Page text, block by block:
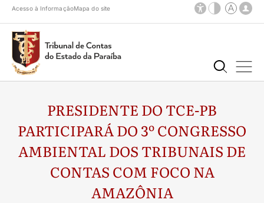
Acesso à InformaçãoMapa do site
PRESIDENTE DO TCE-PB
PARTICIPARÁ DO 3º CONGRESSO
AMBIENTAL DOS TRIBUNAIS DE
CONTAS COM FOCO NA
AMAZÔNIA